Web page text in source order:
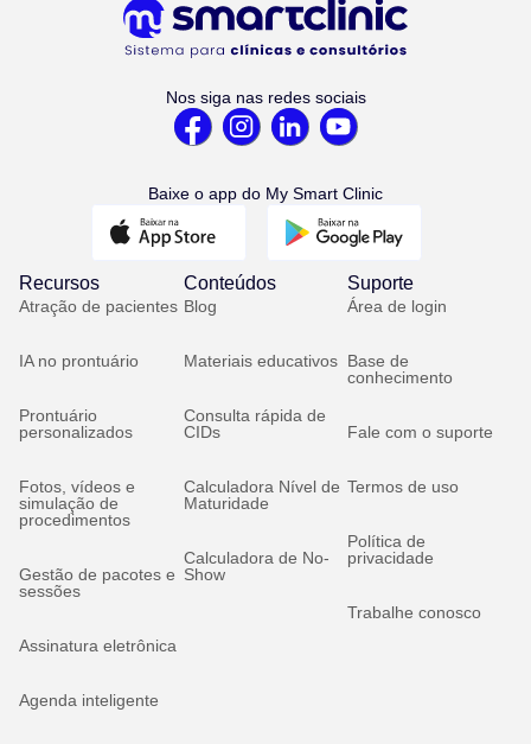
Nos siga nas redes sociais
Baixe o app do My Smart Clinic
Recursos
Atração de pacientes
IA no prontuário
Prontuário
personalizados
Fotos, vídeos e
simulação de
procedimentos
Gestão de pacotes e
sessões
Assinatura eletrônica
Agenda inteligente
Conteúdos
Blog
Materiais educativos
Consulta rápida de
CIDs
Calculadora Nível de
Maturidade
Calculadora de No-
Show
Suporte
Área de login
Base de
conhecimento
Fale com o suporte
Termos de uso
Política de
privacidade
Trabalhe conosco